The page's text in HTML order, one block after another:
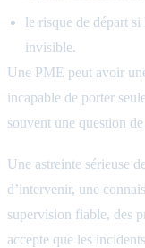
le risque de départ
invisible.
Une PME peut avoir
incapable de porter
souvent une question
Une astreinte sérieuse
d’intervenir, une
supervision fiable, des
accepte que les